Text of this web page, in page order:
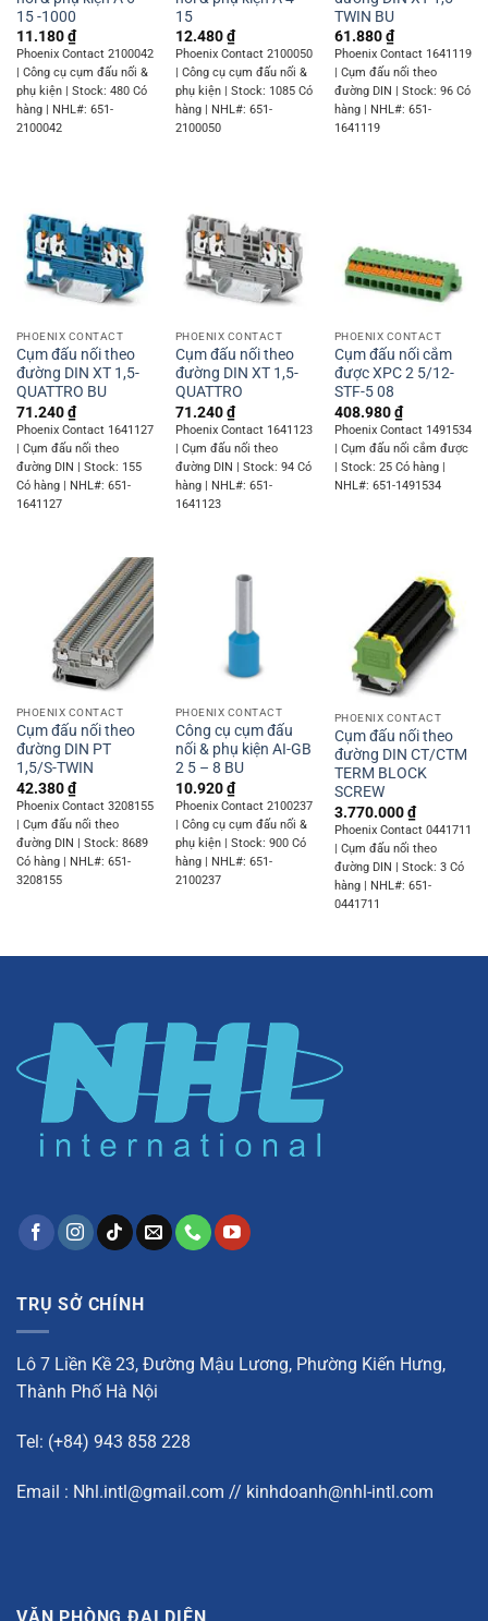
15 -1000
11.180₫
Phoenix Contact 2100042
| Công cụ cụm đấu nối &
phụ kiện | Stock: 480 Có
hàng | NHL#: 651-
2100042
15
12.480₫
Phoenix Contact 2100050
| Công cụ cụm đấu nối &
phụ kiện | Stock: 1085 Có
hàng | NHL#: 651-
2100050
TWIN BU
61.880₫
Phoenix Contact 1641119
| Cụm đấu nối theo
đường DIN | Stock: 96 Có
hàng | NHL#: 651-
1641119
PHOENIX CONTACT
Cụm đấu nối theo
đường DIN XT 1,5-
QUATTRO BU
71.240₫
Phoenix Contact 1641127
| Cụm đấu nối theo
đường DIN | Stock: 155
Có hàng | NHL#: 651-
1641127
PHOENIX CONTACT
Cụm đấu nối theo
đường DIN XT 1,5-
QUATTRO
71.240₫
Phoenix Contact 1641123
| Cụm đấu nối theo
đường DIN | Stock: 94 Có
hàng | NHL#: 651-
1641123
PHOENIX CONTACT
Cụm đấu nối cắm
được XPC 2 5/12-
STF-5 08
408.980₫
Phoenix Contact 1491534
| Cụm đấu nối cắm được
| Stock: 25 Có hàng |
NHL#: 651-1491534
PHOENIX CONTACT
Cụm đấu nối theo
đường DIN PT
1,5/S-TWIN
42.380₫
Phoenix Contact 3208155
| Cụm đấu nối theo
đường DIN | Stock: 8689
Có hàng | NHL#: 651-
3208155
PHOENIX CONTACT
Công cụ cụm đấu
nối & phụ kiện AI-GB
2 5 – 8 BU
10.920₫
Phoenix Contact 2100237
| Công cụ cụm đấu nối &
phụ kiện | Stock: 900 Có
hàng | NHL#: 651-
2100237
PHOENIX CONTACT
Cụm đấu nối theo
đường DIN CT/CTM
TERM BLOCK
SCREW
3.770.000₫
Phoenix Contact 0441711
| Cụm đấu nối theo
đường DIN | Stock: 3 Có
hàng | NHL#: 651-
0441711
TRỤ SỞ CHÍNH
Lô 7 Liền Kề 23, Đường Mậu Lương, Phường Kiến Hưng,
Thành Phố Hà Nội
Tel: (+84) 943 858 228
Email : Nhl.intl@gmail.com // kinhdoanh@nhl-intl.com